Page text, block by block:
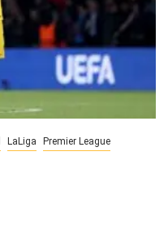
LaLiga Premier League